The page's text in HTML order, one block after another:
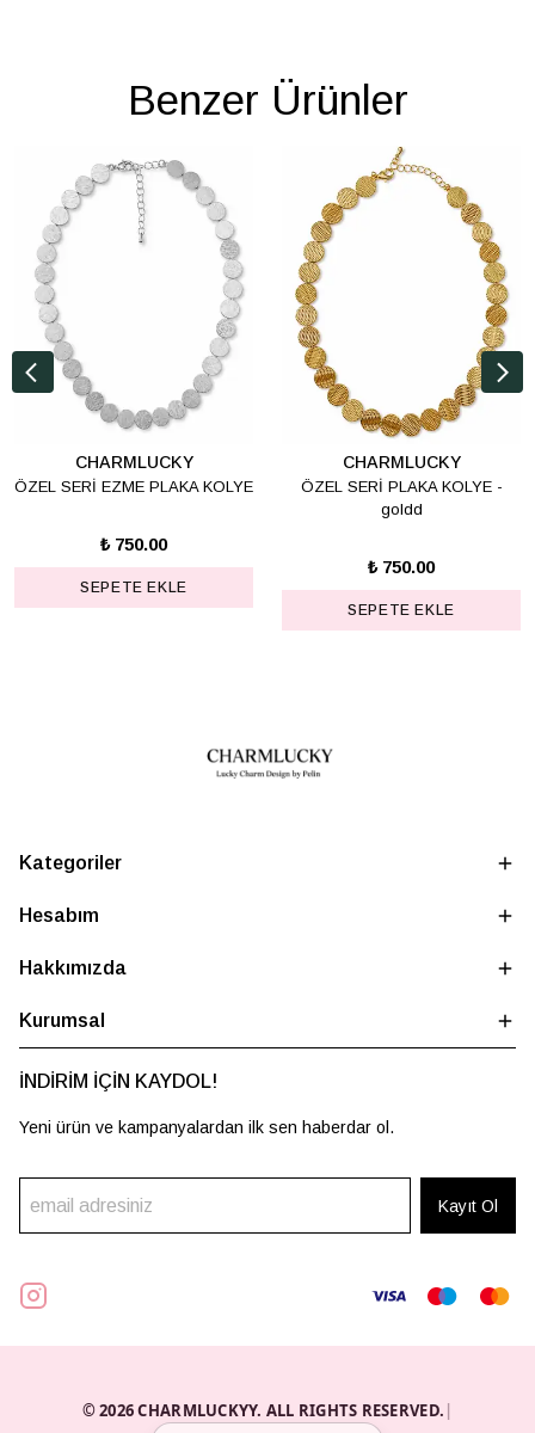
Benzer Ürünler
CHARMLUCKY
ÖZEL SERİ EZME PLAKA KOLYE
₺ 750.00
SEPETE EKLE
CHARMLUCKY
ÖZEL SERİ PLAKA KOLYE -
goldd
₺ 750.00
SEPETE EKLE
Kategoriler
Hesabım
Hakkımızda
Kurumsal
İNDİRİM İÇİN KAYDOL!
Yeni ürün ve kampanyalardan ilk sen haberdar ol.
Kayıt Ol
© 2026 CHARMLUCKYY. ALL RIGHTS RESERVED. |